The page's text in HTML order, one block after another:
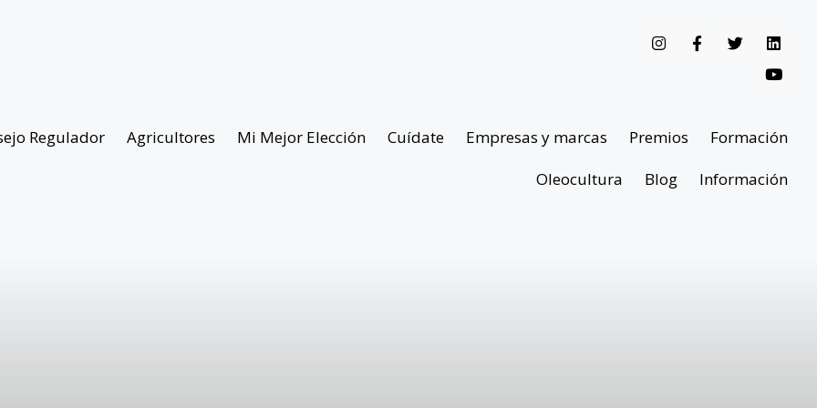
Regulador Agricultores Mi Mejor Elección Cuídate Empresas y marcas Premios
Formación
Oleocultura
Blog Información